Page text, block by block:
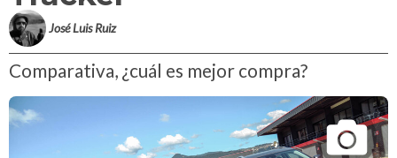
José Luis Ruiz
Comparativa, ¿cuál es mejor compra?